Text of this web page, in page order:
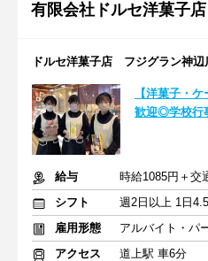
有限会社ドルセ洋菓子店
ドルセ洋菓子店 フジグラン神辺
【洋菓子・
歓迎◎学校行
給与
時給1085円＋交
シフト
週2日以上 1日
雇用形態
アルバイト・パ
アクセス
道上駅 車6分